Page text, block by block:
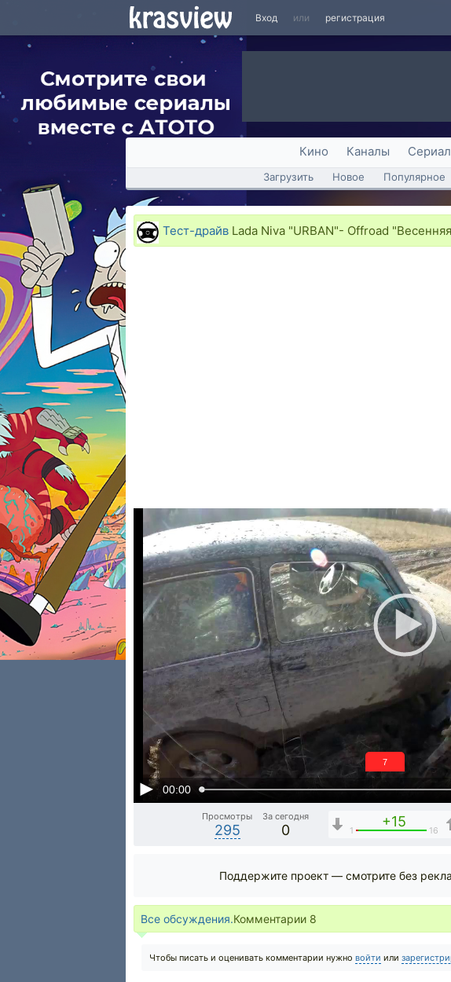
Вход или регистрация
Кино Каналы
Загрузить Новое Популярное
Тест-драйв Lada Niva "URBAN"- Offroad
00:00
6
Просмотры
295
За сегодня
0
+15
1 16
Поддержите проект — смотрите без
Все обсуждения.Комментарии 8
Чтобы писать и оценивать комментарии нужно войти или